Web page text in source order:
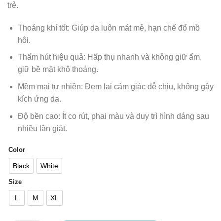
trẻ.
Thoáng khí tốt: Giúp da luôn mát mẻ, hạn chế đổ mồ
hôi.
Thấm hút hiệu quả: Hấp thụ nhanh và không giữ ẩm,
giữ bề mặt khô thoáng.
Mềm mại tự nhiên: Đem lại cảm giác dễ chịu, không gây
kích ứng da.
Độ bền cao: Ít co rút, phai màu và duy trì hình dáng sau
nhiều lần giặt.
Color
Black White
Size
L M XL